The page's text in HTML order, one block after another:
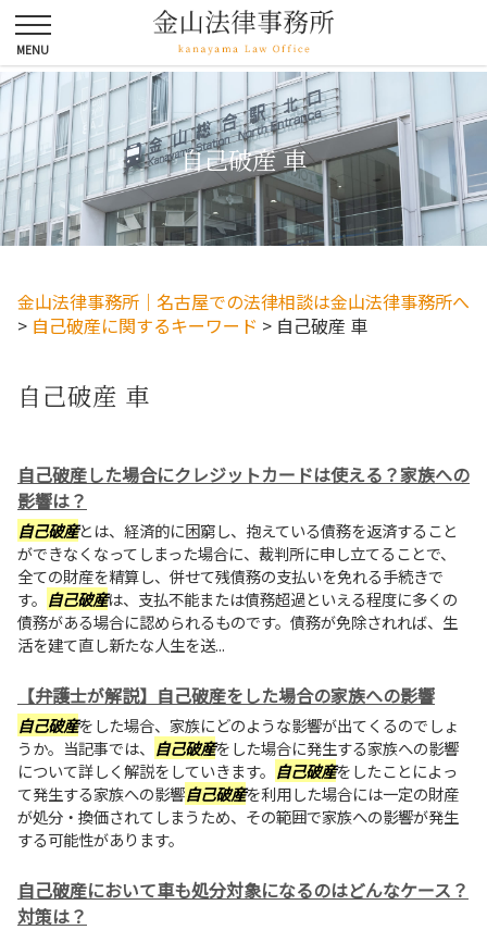
自己破産 車
金山法律事務所｜名古屋での法律相談は金山法律事務所へ
> 自己破産に関するキーワード > 自己破産 車
自己破産 車
自己破産した場合にクレジットカードは使える？家族への
影響は？
自己破産とは、経済的に困窮し、抱えている債務を返済すること
ができなくなってしまった場合に、裁判所に申し立てることで、
全ての財産を精算し、併せて残債務の支払いを免れる手続きで
す。 自己破産は、支払不能または債務超過といえる程度に多くの
債務がある場合に認められるものです。債務が免除されれば、生
活を建て直し新たな人生を送...
【弁護士が解説】自己破産をした場合の家族への影響
自己破産をした場合、家族にどのような影響が出てくるのでしょ
うか。当記事では、 自己破産をした場合に発生する家族への影響
について詳しく解説をしていきます。 自己破産をしたことによっ
て発生する家族への影響自己破産を利用した場合には一定の財産
が処分・換価されてしまうため、その範囲で家族への影響が発生
する可能性があります。
自己破産において車も処分対象になるのはどんなケース？
対策は？